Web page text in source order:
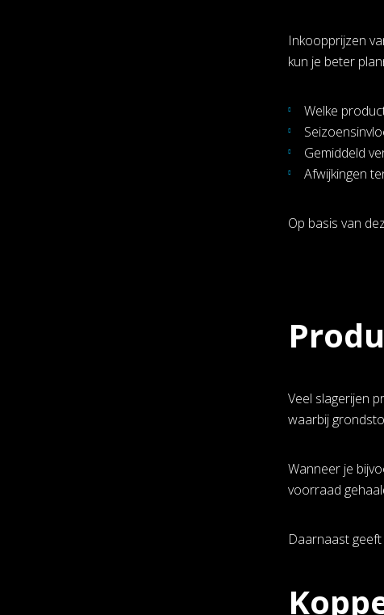
Inkoopprijzen
kun je beter
Welke
Gemiddeld
Afwijkingen
Op basis van
Veel slagerijen
waarbij
Wanneer je
voorraad
Daarnaast